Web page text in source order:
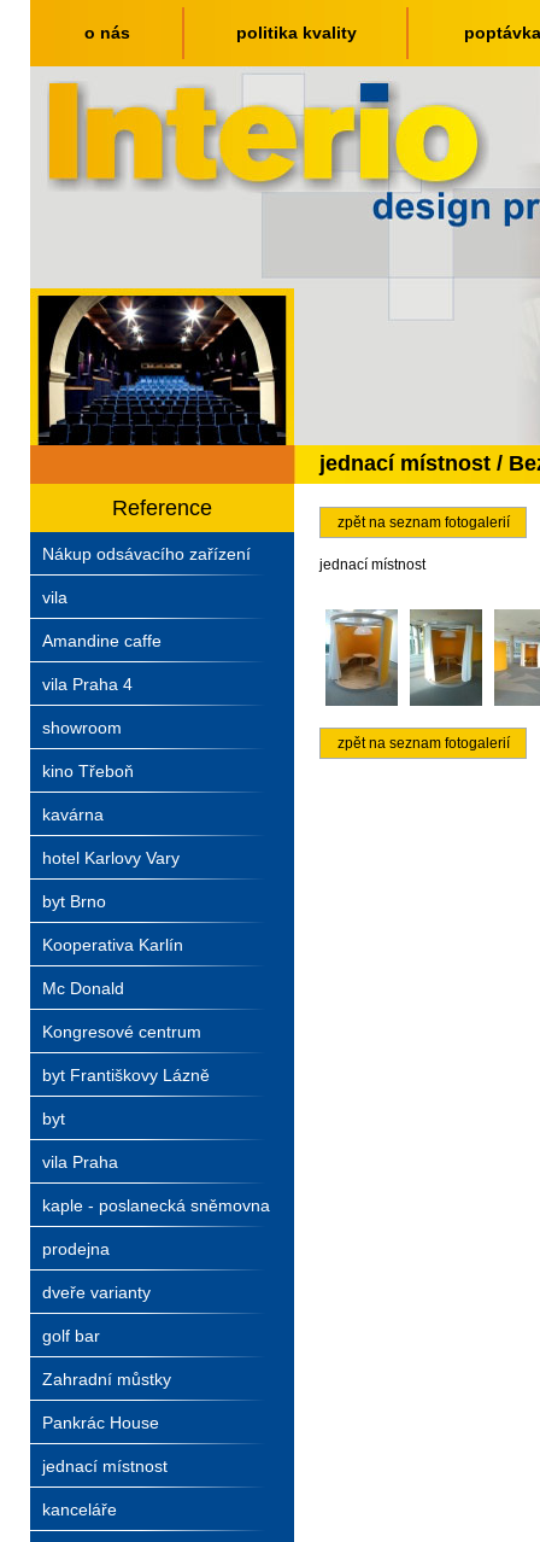
o nás politika kvality poptávka
Reference
Nákup odsávacího zařízení
vila
Amandine caffe
vila Praha 4
showroom
kino Třeboň
kavárna
hotel Karlovy Vary
byt Brno
Kooperativa Karlín
Mc Donald
Kongresové centrum
byt Františkovy Lázně
byt
vila Praha
kaple - poslanecká sněmovna
prodejna
dveře varianty
golf bar
Zahradní můstky
Pankrác House
jednací místnost
kanceláře
jednací místnost /
zpět na seznam fotogalerií
jednací místnost
zpět na seznam fotogalerií